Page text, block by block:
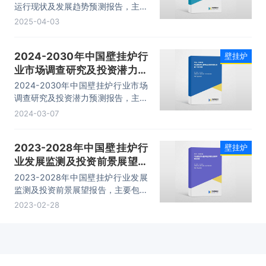
运行现状及发展趋势预测报告，主要
包括市场分析、生产企业分析、投资
2025-04-03
2024-2030年中国壁挂炉行
业市场调查研究及投资潜力预
测报告
2024-2030年中国壁挂炉行业市场
调查研究及投资潜力预测报告，主要
包括市场分析、生产企业分析、投资
2024-03-07
壁挂炉
2023-2028年中国壁挂炉行
业发展监测及投资前景展望报
告
2023-2028年中国壁挂炉行业发展
监测及投资前景展望报告，主要包括
市场分析、生产企业分析、投资机会
2023-02-28
壁挂炉